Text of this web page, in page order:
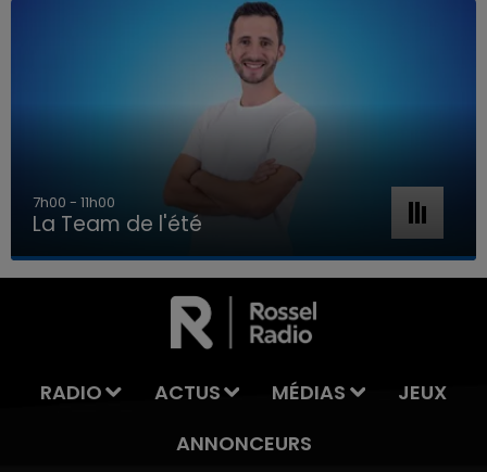
LA TEAM DE L'ÉTÉ
7h00 - 11h00
La Team de l'été
RADIO ACTUS MÉDIAS
JEUX
ANNONCEURS